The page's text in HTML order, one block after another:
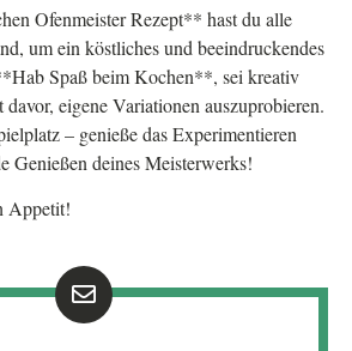
Ofenmeister Rezept** hast du alle
um ein köstliches und beeindruckendes
Spaß beim Kochen**, sei kreativ
eigene Variationen auszuprobieren.
– genieße das Experimentieren
Genießen deines Meisterwerks!
Appetit!